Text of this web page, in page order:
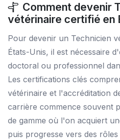
Comment devenir
vétérinaire certifié en
Pour devenir un Technicien
États-Unis, il est nécessaire
doctoral ou professionnel
Les certifications clés
vétérinaire et l'accréditation
carrière commence souvent
de gamme où l'on acquiert
puis progresse vers des